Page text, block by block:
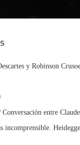
y Robinson
Conversación entre
incomprensible.